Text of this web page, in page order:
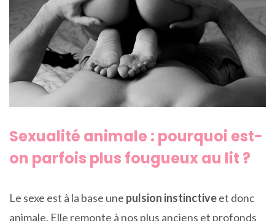
Sexualité animale : pourquoi est-
on parfois plus fougueux au lit ?
Le sexe est à la base une pulsion instinctiveet donc
animale. Elle remonte à nos plus anciens et profonds